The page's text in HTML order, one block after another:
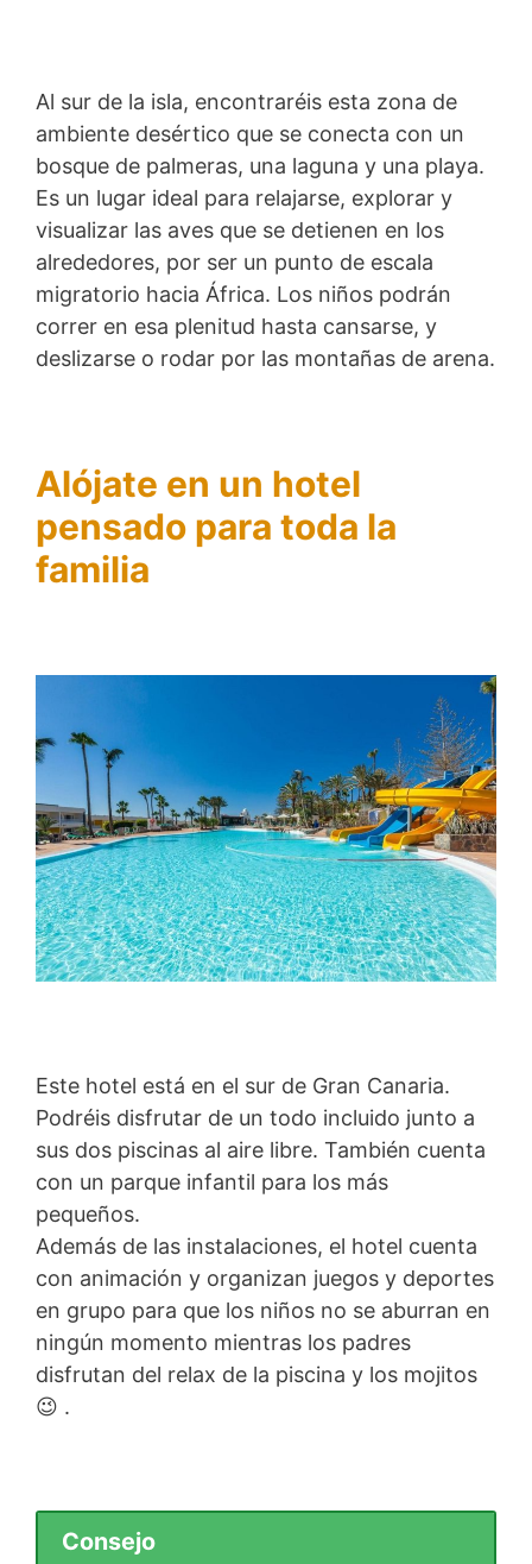
Al sur de la isla, encontraréis esta zona de
ambiente desértico que se conecta con un
bosque de palmeras, una laguna y una playa.
Es un lugar ideal para relajarse, explorar y
visualizar las aves que se detienen en los
alrededores, por ser un punto de escala
migratorio hacia África. Los niños podrán
correr en esa plenitud hasta cansarse, y
deslizarse o rodar por las montañas de arena.
Alójate en un hotel
pensado para toda la
familia
Este hotel está en el sur de Gran Canaria.
Podréis disfrutar de un todo incluido junto a
sus dos piscinas al aire libre. También cuenta
con un parque infantil para los más
pequeños.
Además de las instalaciones, el hotel cuenta
con animación y organizan juegos y deportes
en grupo para que los niños no se aburran en
ningún momento mientras los padres
disfrutan del relax de la piscina y los mojitos
😉 .
Consejo